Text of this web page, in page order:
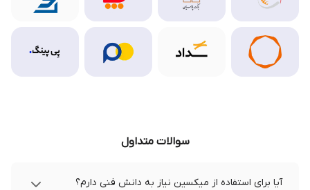
سوالات متداول
آیا برای استفاده از میکسین نیاز به دانش فنی دارم؟